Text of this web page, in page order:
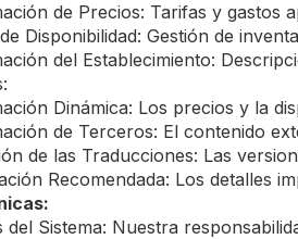
de Precios: Tarifas y gastos
Disponibilidad: Gestión de
del Establecimiento:
Dinámica: Los precios y la
de Terceros: El contenido
de las Traducciones: Las
Recomendada: Los detalles
del Sistema: Nuestra